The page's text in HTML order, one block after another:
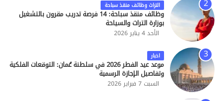
التراث وظائف منقذ سباحة
وظائف منقذ سباحة: 14 فرصة تدريب مقرون بالتشغيل
بوزارة التراث والسياحة
الأحد 4 يناير 2026
اخبار
موعد عيد الفطر 2026 في سلطنة عُمان: التوقعات الفلكية
وتفاصيل الإجازة الرسمية
السبت 7 فبراير 2026